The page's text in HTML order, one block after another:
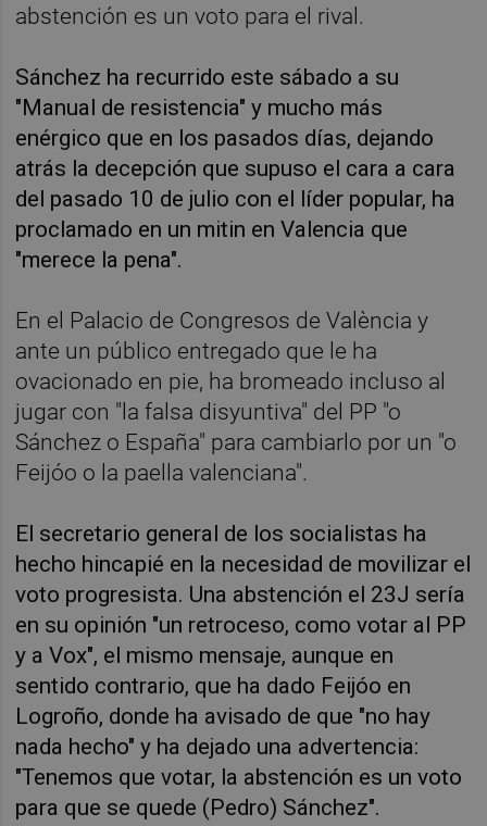
abstención es un voto para el rival.
Sánchez ha recurrido este sábado a su
"Manual de resistencia" y mucho más
enérgico que en los pasados días, dejando
atrás la decepción que supuso el cara a cara
del pasado 10 de julio con el líder popular, ha
proclamado en un mitin en Valencia que
"merece la pena".
En el Palacio de Congresos de València y
ante un público entregado que le ha
ovacionado en pie, ha bromeado incluso al
jugar con "la falsa disyuntiva" del PP "o
Sánchez o España" para cambiarlo por un "o
Feijóo o la paella valenciana".
El secretario general de los socialistas ha
hecho hincapié en la necesidad de movilizar el
voto progresista. Una abstención el 23J sería
en su opinión "un retroceso, como votar al PP
y a Vox", el mismo mensaje, aunque en
sentido contrario, que ha dado Feijóo en
Logroño, donde ha avisado de que "no hay
nada hecho" y ha dejado una advertencia:
"Tenemos que votar, la abstención es un voto
para que se quede (Pedro) Sánchez".